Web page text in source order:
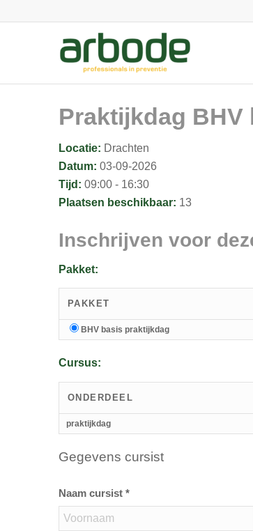
Praktijkdag BHV
Locatie: Drachten
Datum: 03-09-2026
Tijd: 09:00 - 16:30
Plaatsen beschikbaar: 13
Inschrijven voor
Pakket:
PAKKET
BHV basis praktijkdag
Cursus:
ONDERDEEL
praktijkdag
Gegevens cursist
Naam cursist *